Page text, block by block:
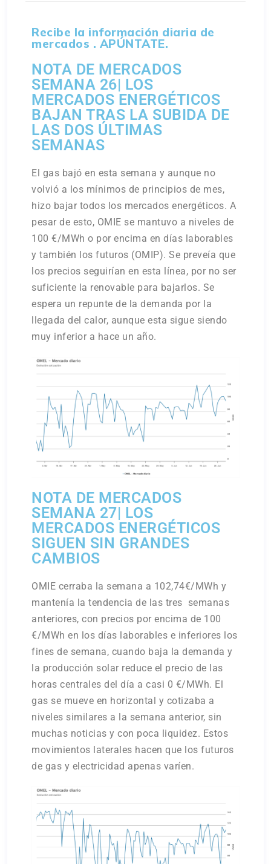
Recibe la información diaria de
mercados . APÚNTATE.
NOTA DE MERCADOS
SEMANA 26| LOS
MERCADOS ENERGÉTICOS
BAJAN TRAS LA SUBIDA DE
LAS DOS ÚLTIMAS
SEMANAS
El gas bajó en esta semana y aunque no
volvió a los mínimos de principios de mes,
hizo bajar todos los mercados energéticos. A
pesar de esto, OMIE se mantuvo a niveles de
100 €/MWh o por encima en días laborables
y también los futuros (OMIP). Se preveía que
los precios seguirían en esta línea, por no ser
suficiente la renovable para bajarlos. Se
espera un repunte de la demanda por la
llegada del calor, aunque esta sigue siendo
muy inferior a hace un año.
NOTA DE MERCADOS
SEMANA 27| LOS
MERCADOS ENERGÉTICOS
SIGUEN SIN GRANDES
CAMBIOS
OMIE cerraba la semana a 102,74€/MWh y
mantenía la tendencia de las tres semanas
anteriores, con precios por encima de 100
€/MWh en los días laborables e inferiores los
fines de semana, cuando baja la demanda y
la producción solar reduce el precio de las
horas centrales del día a casi 0 €/MWh. El
gas se mueve en horizontal y cotizaba a
niveles similares a la semana anterior, sin
muchas noticias y con poca liquidez. Estos
movimientos laterales hacen que los futuros
de gas y electricidad apenas varíen.